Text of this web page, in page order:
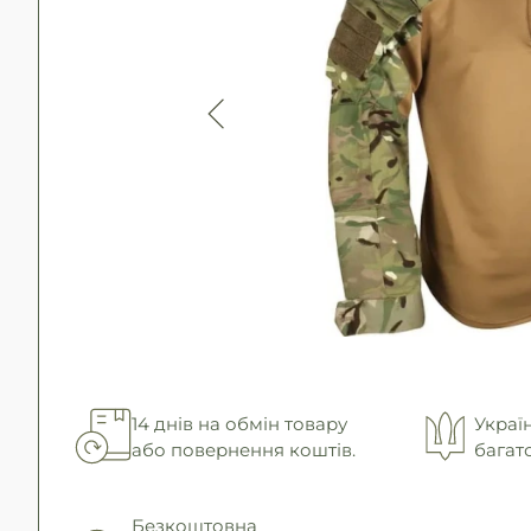
14 днів на обмін товару
або повернення коштів.
Безкоштовна